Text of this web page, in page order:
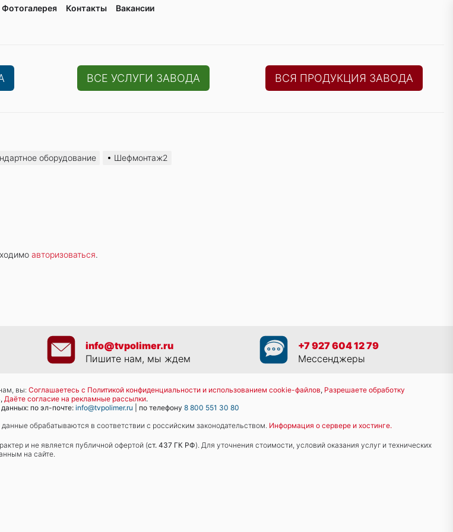
ВСЕ УСЛУГИ ЗАВОДА ВСЯ ПРОДУКЦИЯ ЗАВОДА
оборудование Шефмонтаж2
авторизоваться.
Фотогалерея Контaкты Вакaнсии
info@tvpolimer.ru
Пишите нам, мы ждем
+7 927 604 12 79
Мессенджеры
вы: Соглашаетесь с Политикой конфиденциальности и использованием cookie-файлов, Разрешаете обработку
, Даёте согласие на рекламные рассылки.
по эл-почте: info@tvpolimer.ru | по телефону 8 800 551 30 80
обрабатываются в соответствии с российским законодательством. Информация о сервере и хостинге.
и не является публичной офертой (ст. 437 ГК РФ). Для уточнения стоимости, условий оказания услуг и технических
на сайте.